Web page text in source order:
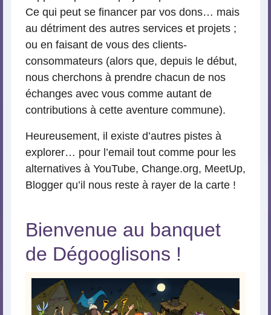
Ce qui peut se financer par vos dons… mais
au détriment des autres services et projets ;
ou en faisant de vous des clients-
consommateurs (alors que, depuis le début,
nous cherchons à prendre chacun de nos
échanges avec vous comme autant de
contributions à cette aventure commune).
Heureusement, il existe d’autres pistes à
explorer… pour l’email tout comme pour les
alternatives à YouTube, Change.org, MeetUp,
Blogger qu’il nous reste à rayer de la carte !
Bienvenue au banquet
de Dégooglisons !